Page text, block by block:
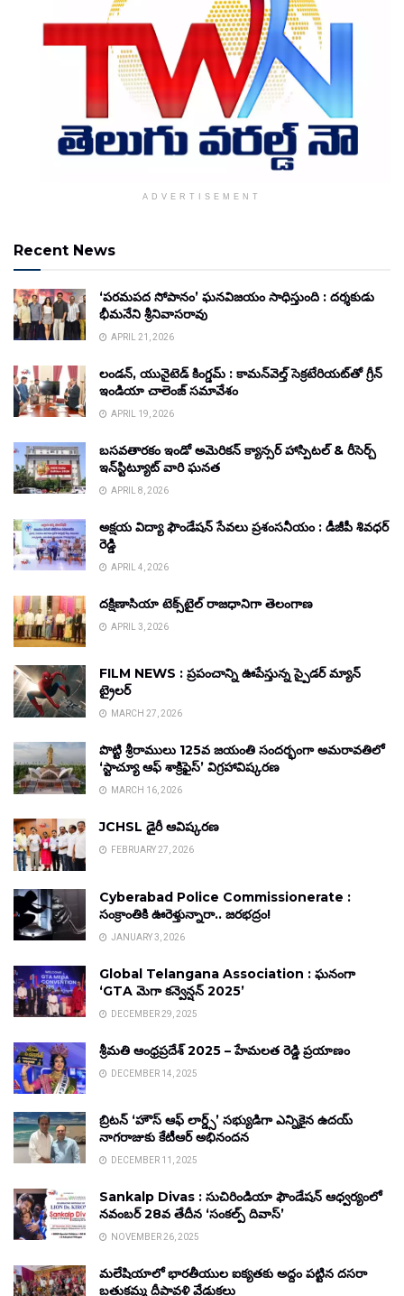
ADVERTISEMENT
Recent News
‘పరమపద సోపానం’ ఘనవిజయం సాధిస్తుంది : దర్శకుడు
భీమనేని శ్రీనివాసరావు
APRIL 21, 2026
లండన్, యునైటెడ్ కింగ్డమ్ : కామన్‌వెల్త్ సెక్రటేరియట్‌తో గ్రీన్
ఇండియా చాలెంజ్ సమావేశం
APRIL 19, 2026
బసవతారకం ఇండో అమెరికన్ క్యాన్సర్ హాస్పిటల్ & రీసెర్చ్
ఇన్‌స్టిట్యూట్ వారి ఘనత
APRIL 8, 2026
అక్షయ విద్యా ఫౌండేషన్ సేవలు ప్రశంసనీయం : డీజీపీ శివధర్
రెడ్డి
APRIL 4, 2026
దక్షిణాసియా టెక్స్‌టైల్ రాజధానిగా తెలంగాణ
APRIL 3, 2026
FILM NEWS : ప్రపంచాన్ని ఊపేస్తున్న స్పైడర్ మ్యాన్
ట్రైలర్
MARCH 27, 2026
పొట్టి శ్రీరాములు 125వ జయంతి సందర్భంగా అమరావతిలో
‘స్టాచ్యూ ఆఫ్ శాక్రిఫైస్’ విగ్రహావిష్కరణ
MARCH 16, 2026
JCHSL డైరీ ఆవిష్కరణ
FEBRUARY 27, 2026
Cyberabad Police Commissionerate :
సంక్రాంతికి ఊరెళ్తున్నారా.. జరభద్రం!
JANUARY 3, 2026
Global Telangana Association : ఘనంగా
‘GTA మెగా కన్వెన్షన్ 2025’
DECEMBER 29, 2025
శ్రీమతి ఆంధ్రప్రదేశ్ 2025 – హేమలత రెడ్డి ప్రయాణం
DECEMBER 14, 2025
బ్రిటన్ ‘హౌస్ ఆఫ్ లార్డ్స్’ సభ్యుడిగా ఎన్నికైన ఉదయ్
నాగరాజుకు కేటీఆర్ అభినందన
DECEMBER 11, 2025
Sankalp Divas : సుచిరిండియా ఫౌండేషన్ ఆధ్వర్యంలో
నవంబర్ 28వ తేదీన ‘సంకల్ప్ దివాస్’
NOVEMBER 26, 2025
మలేషియాలో భారతీయుల ఐక్యతకు అద్దం పట్టిన దసరా
బతుకమ్మ దీపావళి వేడుకలు